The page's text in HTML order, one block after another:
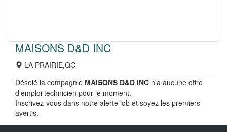
MAISONS D&D INC
LA PRAIRIE,QC
Désolé la compagnie MAISONS D&D INC n'a aucune offre
d'emploi technicien pour le moment.
Inscrivez-vous dans notre alerte job et soyez les premiers
avertis.